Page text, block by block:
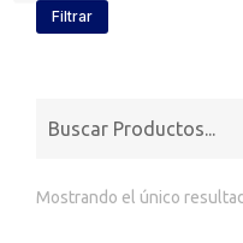
Filtrar
Mostrando el único